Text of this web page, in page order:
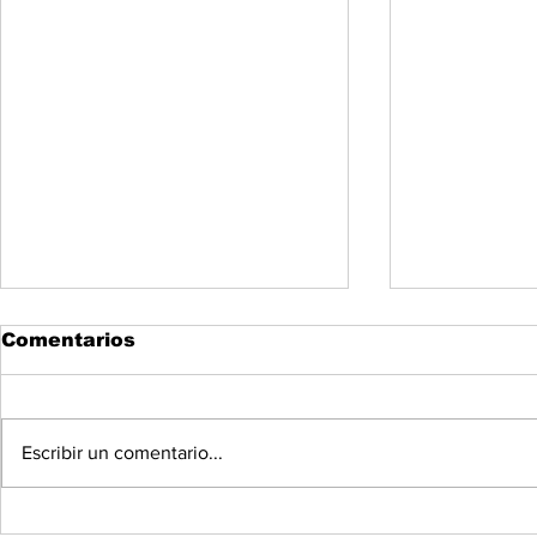
Comentarios
Escribir un comentario...